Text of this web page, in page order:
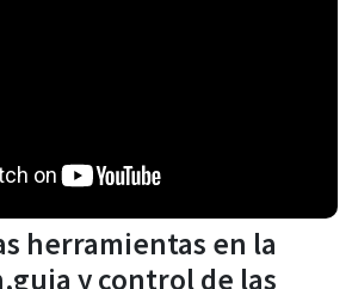
herramientas en la
y control de las